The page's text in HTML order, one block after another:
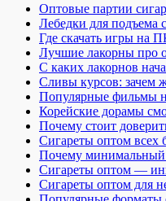
Оптовые партии
Лебедки для подъема
Где скачать игры на
Лучшие лакорны про
С каких лакорнов
Сливы курсов: зачем
Популярные фильмы
Корейские дорамы
Почему стоит
Сигареты оптом всех
Почему минимальный
Сигареты оптом —
Сигареты оптом для